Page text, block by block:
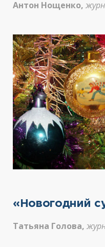
Антон Нощенко,
«Новогодний
Татьяна Голова,